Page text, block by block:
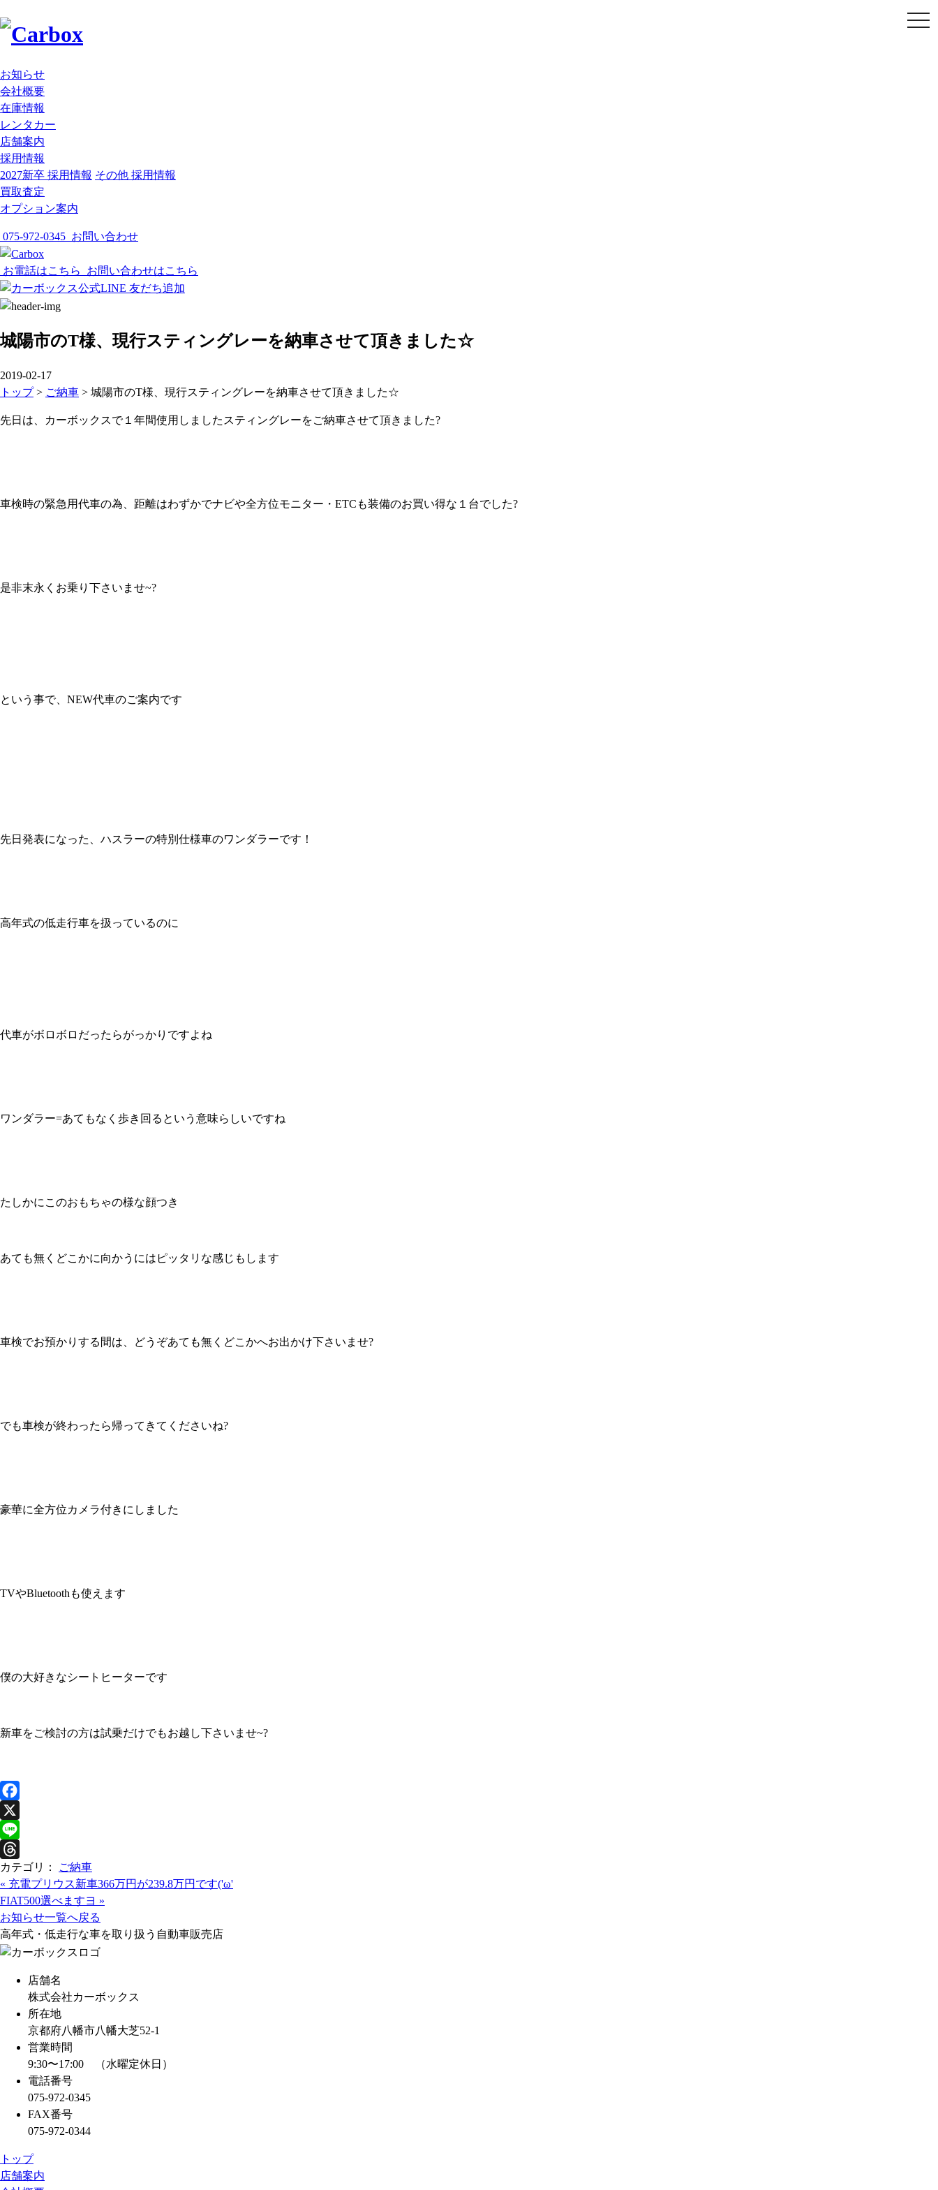
お知らせ
会社概要
在庫情報
レンタカー
店舗案内
採用情報
2027新卒 採用情報 その他 採用情報
買取査定
オプション案内
075-972-0345 お問い合わせ
t
o
お電話はこちら お問い合わせはこちら
城陽市のT様、現行スティングレーを納車させて頂きました☆
2019-02-17
トップ> ご納車 > 城陽市のT様、現行スティングレーを納車させて頂きました☆
先日は、カーボックスで１年間使用しましたスティングレーをご納車させて頂きました?
車検時の緊急用代車の為、距離はわずかでナビや全方位モニター・ETCも装備のお買い得な１台でした?
是非末永くお乗り下さいませ~?
という事で、NEW代車のご案内です
先日発表になった、ハスラーの特別仕様車のワンダラーです！
高年式の低走行車を扱っているのに
代車がボロボロだったらがっかりですよね
ワンダラー=あてもなく歩き回るという意味らしいですね
たしかにこのおもちゃの様な顔つき
あても無くどこかに向かうにはピッタリな感じもします
車検でお預かりする間は、どうぞあても無くどこかへお出かけ下さいませ?
でも車検が終わったら帰ってきてくださいね?
豪華に全方位カメラ付きにしました
TVやBluetoothも使えます
僕の大好きなシートヒーターです
新車をご検討の方は試乗だけでもお越し下さいませ~?
F
a
c
e
b
o
o
k
X
L
i
n
e
T
h
r
e
a
カテゴリ：
ご納車
« 充電プリウス新車366万円が239.8万円です('ω'
FIAT500選べますヨ »
お知らせ一覧へ戻る
高年式・低走行な車を取り扱う自動車販売店
店舗名
株式会社カーボックス
所在地
京都府八幡市八幡大芝52-1
営業時間
9:30〜17:00 （水曜定休日）
電話番号
075-972-0345
FAX番号
075-972-0344
トップ
店舗案内